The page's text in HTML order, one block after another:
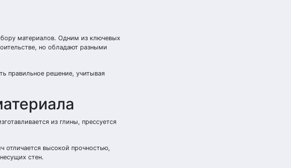
материалов. Одним из ключевых
но обладают разными
правильное решение, учитывая
из глины, прессуется
высокой прочностью,
стен.